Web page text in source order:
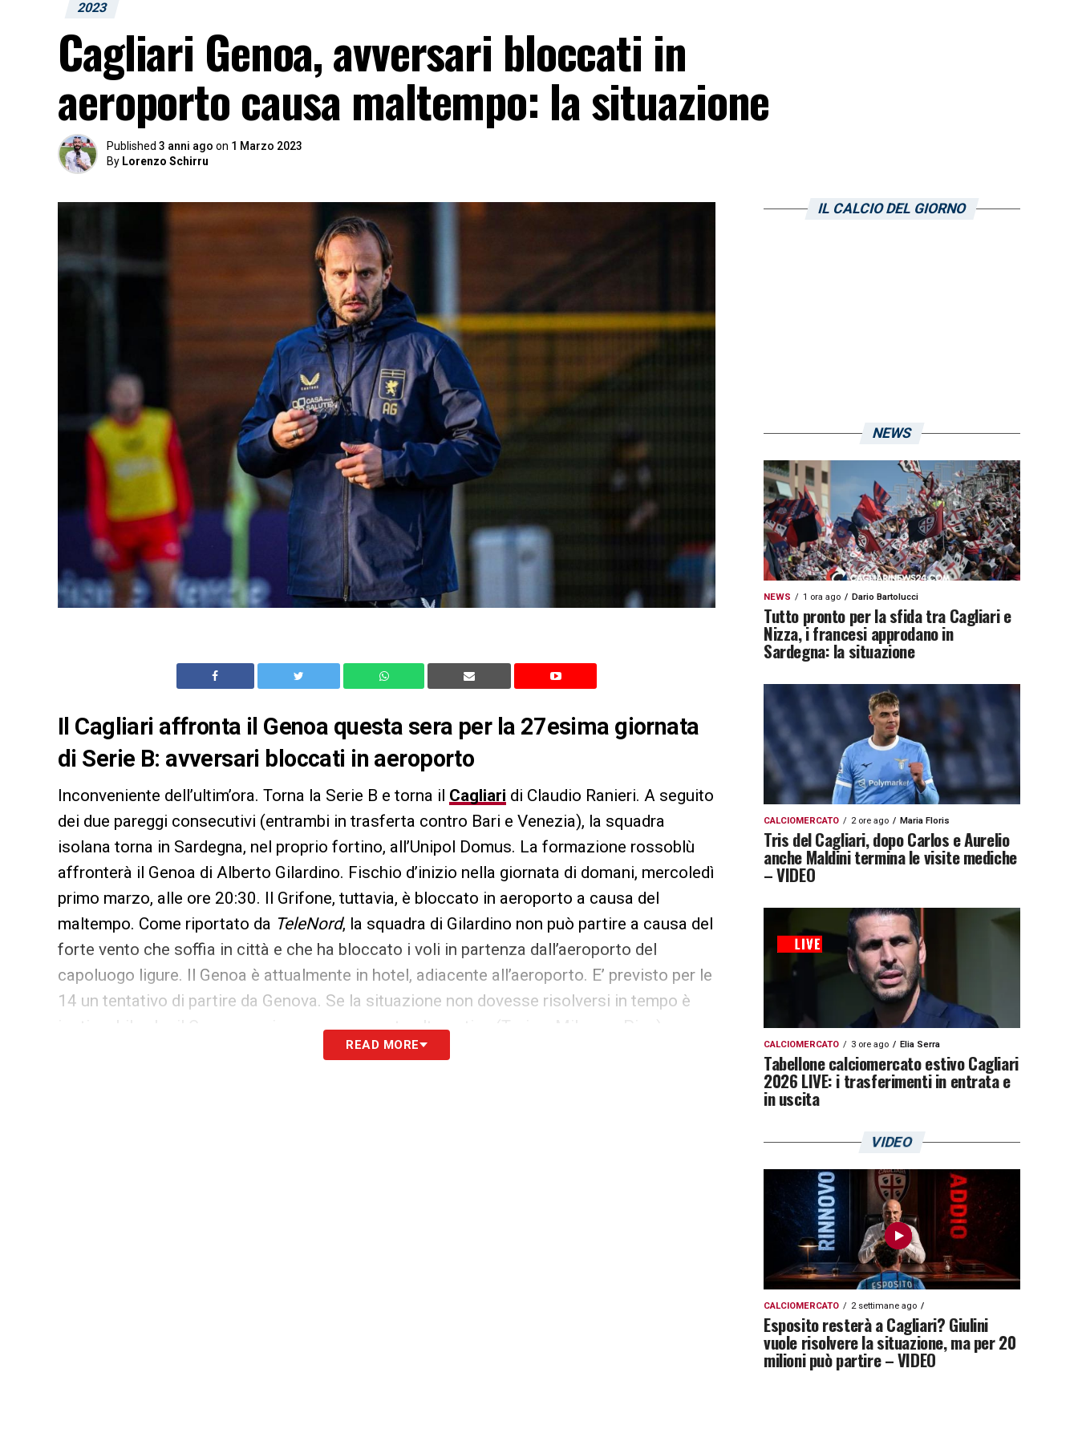
2023
Cagliari Genoa, avversari bloccati in
aeroporto causa maltempo: la situazione
Published 3 anni ago on 1 Marzo 2023
By Lorenzo Schirru
Il Cagliari affronta il Genoa questa sera per la 27esima giornata
di Serie B: avversari bloccati in aeroporto
Inconveniente dell’ultim’ora. Torna la Serie B e torna il Cagliari di Claudio Ranieri. A seguito
dei due pareggi consecutivi (entrambi in trasferta contro Bari e Venezia), la squadra
isolana torna in Sardegna, nel proprio fortino, all’Unipol Domus. La formazione rossoblù
affronterà il Genoa di Alberto Gilardino. Fischio d’inizio nella giornata di domani, mercoledì
primo marzo, alle ore 20:30. Il Grifone, tuttavia, è bloccato in aeroporto a causa del
maltempo. Come riportato da TeleNord, la squadra di Gilardino non può partire a causa del
forte vento che soffia in città e che ha bloccato i voli in partenza dall’aeroporto del
capoluogo ligure. Il Genoa è attualmente in hotel, adiacente all’aeroporto. E’ previsto per le
14 un tentativo di partire da Genova. Se la situazione non dovesse risolversi in tempo è
ipotizzabile che il Genoa raggiunga un aeroporto alternativo (Torino, Milano o Pisa) per
viaggiare verso Cagliari e non mancare l’appuntamento.
READ MORE
IL CALCIO DEL GIORNO
NEWS
NEWS 1 ora ago Dario Bartolucci
Tutto pronto per la sfida tra Cagliari e
Nizza, i francesi approdano in
Sardegna: la situazione
CALCIOMERCATO 2 ore ago Maria Floris
Tris del Cagliari, dopo Carlos e Aurelio
anche Maldini termina le visite mediche
– VIDEO
CALCIOMERCATO 3 ore ago Elia Serra
Tabellone calciomercato estivo Cagliari
2026 LIVE: i trasferimenti in entrata e
in uscita
VIDEO
CALCIOMERCATO 2 settimane ago
Esposito resterà a Cagliari? Giulini
vuole risolvere la situazione, ma per 20
milioni può partire – VIDEO